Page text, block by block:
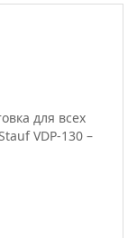
для всех
VDP-130 –